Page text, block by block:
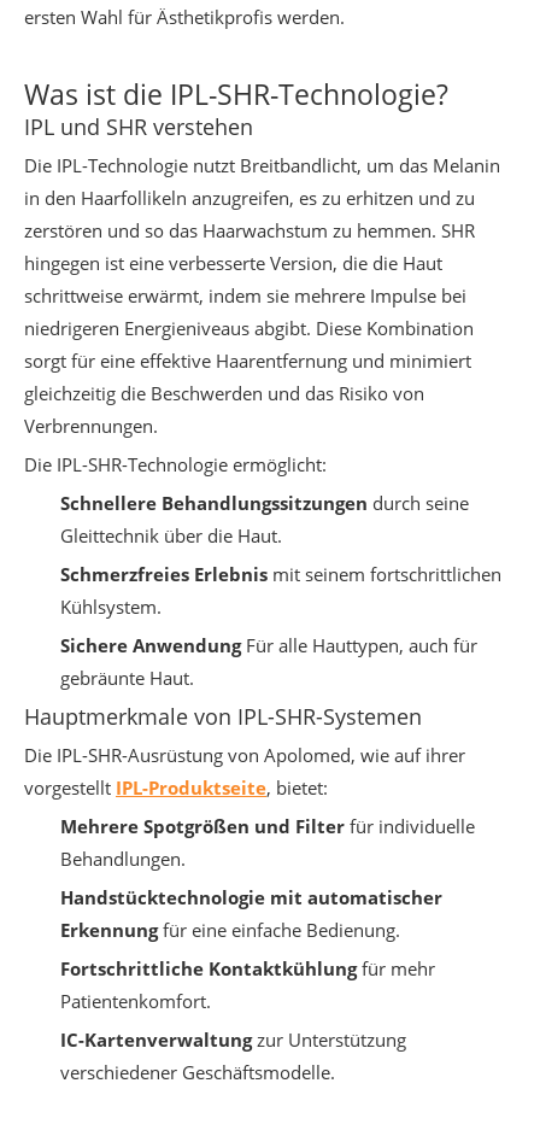
ersten Wahl für Ästhetikprofis werden.
Was ist die IPL-SHR-Technologie?
IPL und SHR verstehen
Die IPL-Technologie nutzt Breitbandlicht, um das Melanin
in den Haarfollikeln anzugreifen, es zu erhitzen und zu
zerstören und so das Haarwachstum zu hemmen. SHR
hingegen ist eine verbesserte Version, die die Haut
schrittweise erwärmt, indem sie mehrere Impulse bei
niedrigeren Energieniveaus abgibt. Diese Kombination
sorgt für eine effektive Haarentfernung und minimiert
gleichzeitig die Beschwerden und das Risiko von
Verbrennungen.
Die IPL-SHR-Technologie ermöglicht:
Schnellere Behandlungssitzungen durch seine
Gleittechnik über die Haut.
Schmerzfreies Erlebnis mit seinem fortschrittlichen
Kühlsystem.
Sichere AnwendungFür alle Hauttypen, auch für
gebräunte Haut.
Hauptmerkmale von IPL-SHR-Systemen
Die IPL-SHR-Ausrüstung von Apolomed, wie auf ihrer
vorgestellt IPL-Produktseite, bietet:
Mehrere Spotgrößen und Filter für individuelle
Behandlungen.
Handstücktechnologie mit automatischer
Erkennungfür eine einfache Bedienung.
Fortschrittliche Kontaktkühlungfür mehr
Patientenkomfort.
IC-Kartenverwaltungzur Unterstützung
verschiedener Geschäftsmodelle.